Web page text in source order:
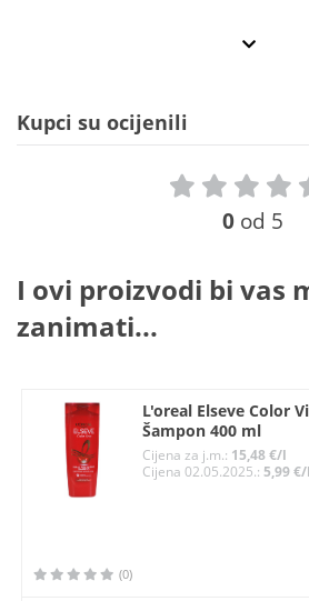
Kupci su ocijenili
0 od 5
I ovi proizvodi bi vas
zanimati...
L'oreal Elseve Color
Šampon 400 ml
Cijena za j.m.: 15,48 €/l
Cijena 02.05.2025.:5,99
(0)